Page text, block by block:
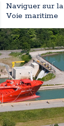
Naviguer sur la
Voie maritime